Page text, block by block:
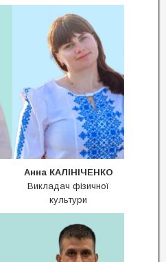
Анна КАЛІНІЧЕНКО
Викладач фізичної
культури